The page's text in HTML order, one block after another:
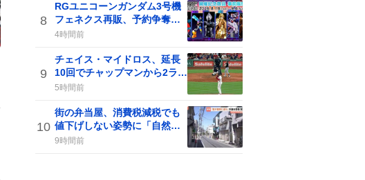
8
RGユニコーンガンダム3号機
フェネクス再販、予約争奪戦
で「感無量」や「13000円で
4時間前
9
チェイス・マイドロス、延長
10回でチャップマンから2ラン
HR！白ソックス勝利に貢献、
5時間前
10
街の弁当屋、消費税減税でも
値下げしない姿勢に「自然
だ」などの声が広がる
9時間前